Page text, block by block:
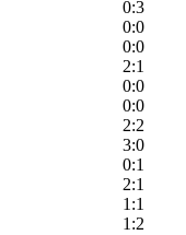
0:3
0:0
0:0
2:1
0:0
0:0
2:2
3:0
0:1
2:1
1:1
1:2